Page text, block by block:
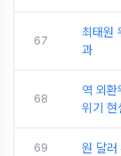
67
최태원
과
68
역 외
위기 현
69 원 달